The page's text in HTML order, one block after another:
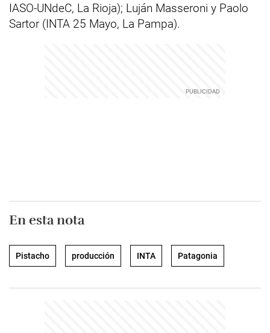
IASO-UNdeC, La Rioja); Luján Masseroni y Paolo
Sartor (INTA 25 Mayo, La Pampa).
En esta nota
Pistacho producción INTA Patagonia